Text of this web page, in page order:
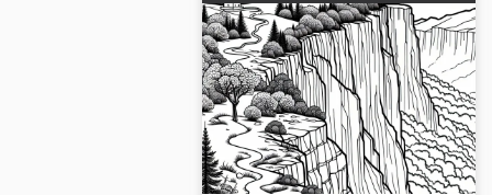
Uçurum kenarından giden
yürüyüş yolu - Ücretsiz
boyama şablonu
Bir kayalık kenarındaki bir yürüyüş
yolu ile ilgili bir boyama resmi
keşfedin. Bunu ücretsiz olarak
indirin veya çevrimiçi olarak